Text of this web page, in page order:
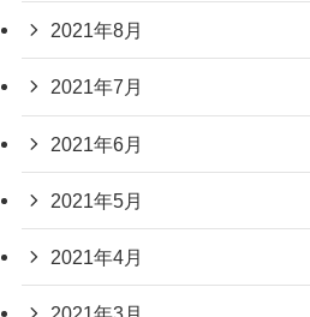
2021年8月
2021年7月
2021年6月
2021年5月
2021年4月